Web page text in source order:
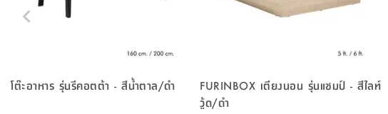
โต๊ะอาหาร รุ่นรีคอตต้า - สีน้ำตาล/ดำ
FURINBOX เตียงนอน รุ่นแชมป์ - สีไลท์
วู้ด/ดำ